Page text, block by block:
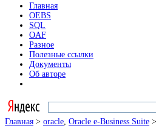
Главная
OEBS
SQL
OAF
Разное
Полезные ссылки
Документы
Об авторе
Главная > oracle Oracle e-Business Suite